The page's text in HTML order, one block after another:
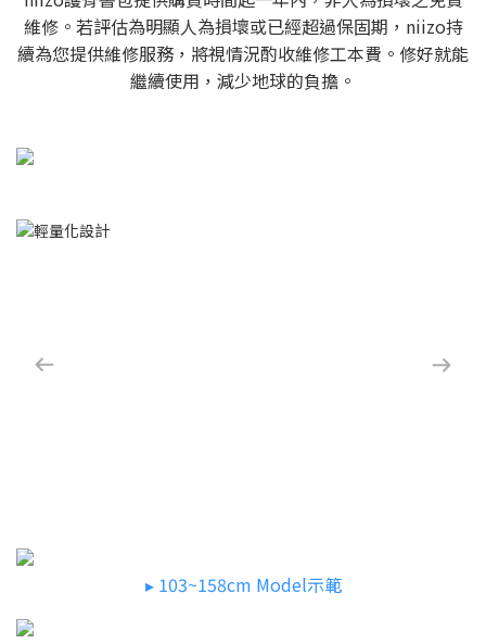
維修。若評估為明顯人為損壞或已經超過保固期，niizo持
續為您提供維修服務，將視情況酌收維修工本費。修好就能
繼續使用，減少地球的負擔。
▸ 103~158cm Model示範